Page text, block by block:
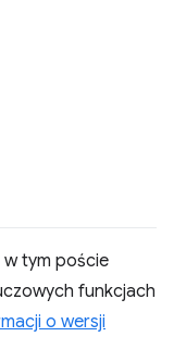
w tym poście
funkcjach
o wersji